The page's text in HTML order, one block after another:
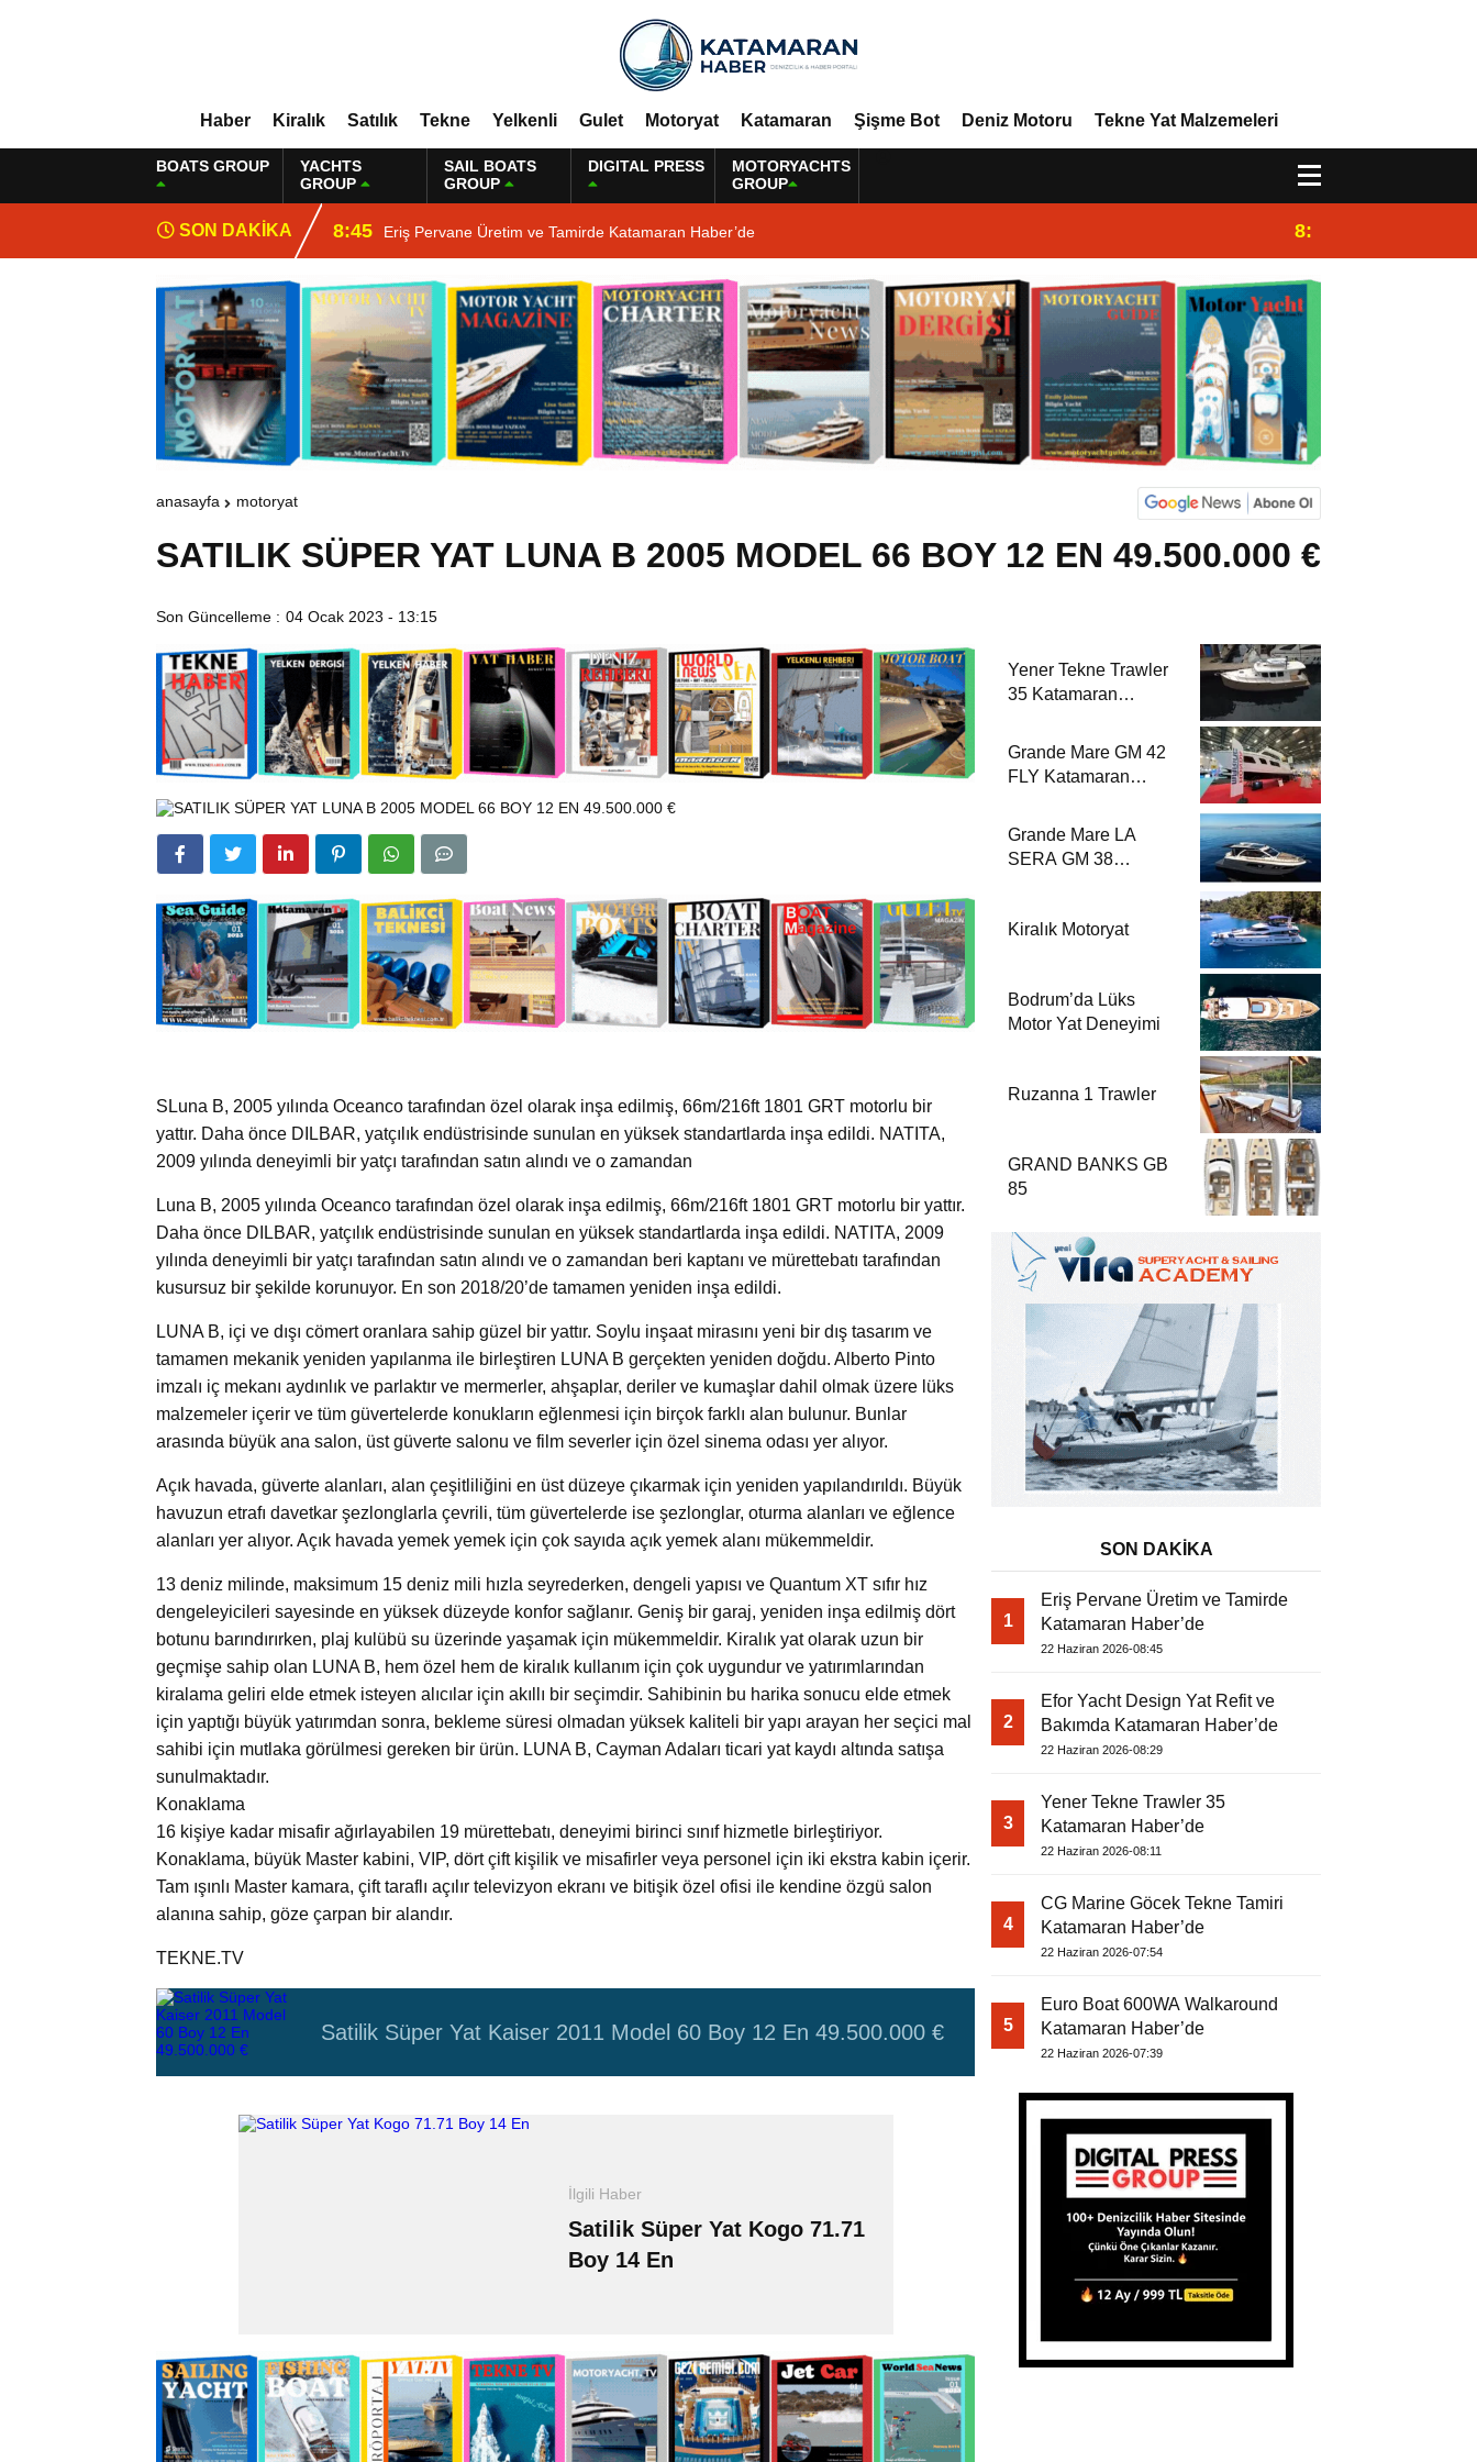
Haber Kiralık Satılık Tekne Yelkenli Gulet Motoryat Katamaran Şişme Bot Deniz Motoru Tekne Yat Malzemeleri
BOATS GROUP
YACHTS
GROUP
SAIL BOATS
GROUP
DIGITAL PRESS
MOTORYACHTS
GROUP
SON DAKİKA 8:45 Eriş Pervane Üretim ve Tamirde Katamaran Haber’de 8:29
anasayfa motoryat
SATILIK SÜPER YAT LUNA B 2005 MODEL 66 BOY 12 EN 49.500.000 €
Son Güncelleme : 04 Ocak 2023 - 13:15
SLuna B, 2005 yılında Oceanco tarafından özel olarak inşa edilmiş, 66m/216ft 1801 GRT motorlu bir
yattır. Daha önce DILBAR, yatçılık endüstrisinde sunulan en yüksek standartlarda inşa edildi. NATITA,
2009 yılında deneyimli bir yatçı tarafından satın alındı ​​ve o zamandan
Luna B, 2005 yılında Oceanco tarafından özel olarak inşa edilmiş, 66m/216ft 1801 GRT motorlu bir yattır.
Daha önce DILBAR, yatçılık endüstrisinde sunulan en yüksek standartlarda inşa edildi. NATITA, 2009
yılında deneyimli bir yatçı tarafından satın alındı ​​ve o zamandan beri kaptanı ve mürettebatı tarafından
kusursuz bir şekilde korunuyor. En son 2018/20’de tamamen yeniden inşa edildi.
LUNA B, içi ve dışı cömert oranlara sahip güzel bir yattır. Soylu inşaat mirasını yeni bir dış tasarım ve
tamamen mekanik yeniden yapılanma ile birleştiren LUNA B gerçekten yeniden doğdu. Alberto Pinto
imzalı iç mekanı aydınlık ve parlaktır ve mermerler, ahşaplar, deriler ve kumaşlar dahil olmak üzere lüks
malzemeler içerir ve tüm güvertelerde konukların eğlenmesi için birçok farklı alan bulunur. Bunlar
arasında büyük ana salon, üst güverte salonu ve film severler için özel sinema odası yer alıyor.
Açık havada, güverte alanları, alan çeşitliliğini en üst düzeye çıkarmak için yeniden yapılandırıldı. Büyük
havuzun etrafı davetkar şezlonglarla çevrili, tüm güvertelerde ise şezlonglar, oturma alanları ve eğlence
alanları yer alıyor. Açık havada yemek yemek için çok sayıda açık yemek alanı mükemmeldir.
13 deniz milinde, maksimum 15 deniz mili hızla seyrederken, dengeli yapısı ve Quantum XT sıfır hız
dengeleyicileri sayesinde en yüksek düzeyde konfor sağlanır. Geniş bir garaj, yeniden inşa edilmiş dört
botunu barındırırken, plaj kulübü su üzerinde yaşamak için mükemmeldir. Kiralık yat olarak uzun bir
geçmişe sahip olan LUNA B, hem özel hem de kiralık kullanım için çok uygundur ve yatırımlarından
kiralama geliri elde etmek isteyen alıcılar için akıllı bir seçimdir. Sahibinin bu harika sonucu elde etmek
için yaptığı büyük yatırımdan sonra, bekleme süresi olmadan yüksek kaliteli bir yapı arayan her seçici mal
sahibi için mutlaka görülmesi gereken bir ürün. LUNA B, Cayman Adaları ticari yat kaydı altında satışa
sunulmaktadır.
Konaklama
16 kişiye kadar misafir ağırlayabilen 19 mürettebatı, deneyimi birinci sınıf hizmetle birleştiriyor.
Konaklama, büyük Master kabini, VIP, dört çift kişilik ve misafirler veya personel için iki ekstra kabin içerir.
Tam ışınlı Master kamara, çift taraflı açılır televizyon ekranı ve bitişik özel ofisi ile kendine özgü salon
alanına sahip, göze çarpan bir alandır.
TEKNE.TV
Satilik Süper Yat Kaiser 2011 Model 60 Boy 12 En 49.500.000 €
İlgili Haber
Satilik Süper Yat Kogo 71.71
Boy 14 En
Yener Tekne Trawler
35 Katamaran
Grande Mare GM 42
FLY Katamaran
Grande Mare LA
SERA GM 38
Kiralık Motoryat
Bodrum’da Lüks
Motor Yat Deneyimi
Ruzanna 1 Trawler
GRAND BANKS GB
85
SON DAKİKA
1
Eriş Pervane Üretim ve Tamirde
Katamaran Haber’de
22 Haziran 2026-08:45
2
Efor Yacht Design Yat Refit ve
Bakımda Katamaran Haber’de
22 Haziran 2026-08:29
3
Yener Tekne Trawler 35
Katamaran Haber’de
22 Haziran 2026-08:11
4
CG Marine Göcek Tekne Tamiri
Katamaran Haber’de
22 Haziran 2026-07:54
5
Euro Boat 600WA Walkaround
Katamaran Haber’de
22 Haziran 2026-07:39